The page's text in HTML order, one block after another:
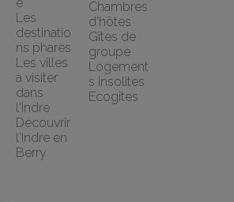
Les
destinatio
ns phares
Les villes
à visiter
dans
l'Indre
Découvrir
l'Indre en
Berry
Chambres
d'hôtes
Gîtes de
groupe
Logement
s insolites
Ecogîtes